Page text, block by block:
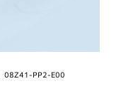
08Z41-PP2-E00